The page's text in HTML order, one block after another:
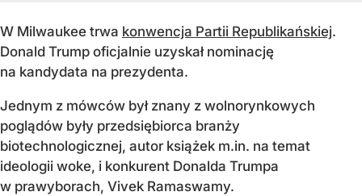
W Milwaukee trwa konwencja Partii Republikańskiej.
Donald Trump oficjalnie uzyskał nominację
na kandydata na prezydenta.
Jednym z mówców był znany z wolnorynkowych
poglądów były przedsiębiorca branży
biotechnologicznej, autor książek m.in. na temat
ideologii woke, i konkurent Donalda Trumpa
w prawyborach, Vivek Ramaswamy.